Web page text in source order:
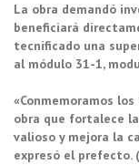
La obra demandó
beneficiará
tecnificado una
al módulo 31-1,
«Conmemoramos
obra que fortalece
valioso y mejora la
expresó el prefecto.